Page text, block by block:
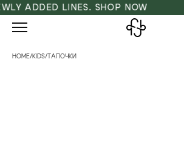
ADDED LINES. SHOP NOW
HOME/KIDS/ ТАПОЧКИ